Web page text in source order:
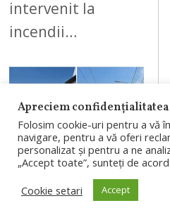
intervenit la
incendii…
08
AUGUST 3, 2026
Apreciem
Folosim cookie-uri pentru a vă
navigare, pentru a vă oferi
personalizat și pentru a ne
„Accept toate”, sunteți de
Cookie setari
Accept